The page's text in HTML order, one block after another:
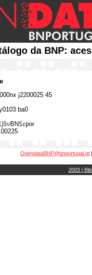
da BNP:
j2200025 45
ba0
$vBN$zpor
OpendataBNP@bnportugal.pt
2003 |